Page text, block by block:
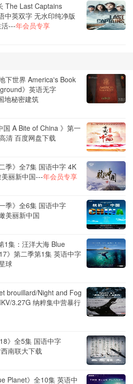
The Last Captains
中英双字 无水印纯净版
---年会员专享
下世界 America's Book
》英语无字
地秘密建筑
国 A Bite of China 》第一
清 百度网盘下载
季》全7集 国语中字 4K
丽新中国---年会员专享
季》全6集 国语中字
美丽新中国
1集：汪洋大海 Blue
》第二季第1集 英语中字
球
brouillard/Night and Fog
3.27G 纳粹集中营暴行
》全5集 国语中字
南联大下载
Planet》全10集 英语中